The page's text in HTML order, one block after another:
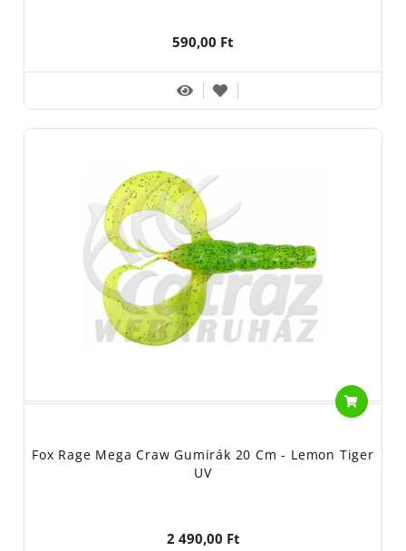
590,00 Ft
Fox Rage Mega Craw Gumirák 20 Cm - Lemon Tiger
UV
2 490,00 Ft